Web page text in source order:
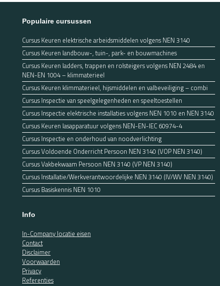
Populaire cursussen
Cursus Keuren elektrische arbeidsmiddelen volgens NEN 3140
Cursus Keuren landbouw-, tuin-, park- en bouwmachines
Cursus Keuren ladders, trappen en rolsteigers volgens NEN 2484 en
NEN-EN 1004 – klimmaterieel
Cursus Keuren klimmaterieel, hijsmiddelen en valbeveiliging – combi
Cursus Inspectie van speelgelegenheden en speeltoestellen
Cursus Inspectie elektrische installaties volgens NEN 1010 en NEN 3140
Cursus Keuren lasapparatuur volgens NEN-EN-IEC 60974-4
Cursus Inspectie en onderhoud van noodverlichting
Cursus Voldoende Onderricht Persoon NEN 3140 (VOP NEN 3140)
Cursus Vakbekwaam Persoon NEN 3140 (VP NEN 3140)
Cursus Installatie/Werkverantwoordelijke NEN 3140 (IV/WV NEN 3140)
Cursus Basiskennis NEN 1010
Info
In-Company locatie eisen
Contact
Disclaimer
Voorwaarden
Privacy
Referenties